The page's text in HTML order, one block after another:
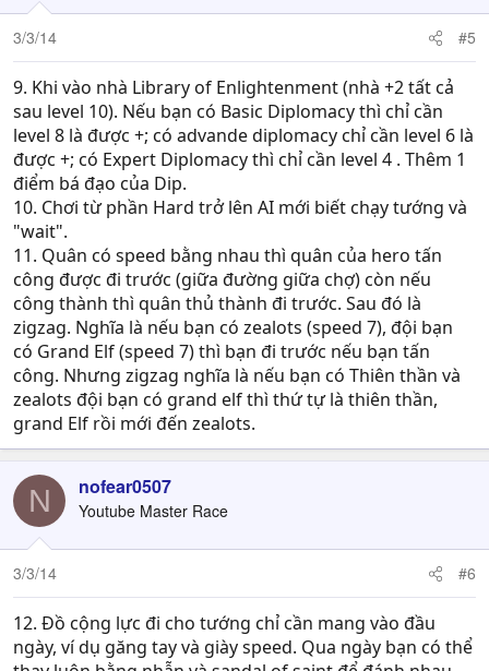
3/3/14 #5
9. Khi vào nhà Library of Enlightenment (nhà +2 tất cả
sau level 10). Nếu bạn có Basic Diplomacy thì chỉ cần
level 8 là được +; có advande diplomacy chỉ cần level 6 là
được +; có Expert Diplomacy thì chỉ cần level 4 . Thêm 1
điểm bá đạo của Dip.
10. Chơi từ phần Hard trở lên AI mới biết chạy tướng và
"wait".
11. Quân có speed bằng nhau thì quân của hero tấn
công được đi trước (giữa đường giữa chợ) còn nếu
công thành thì quân thủ thành đi trước. Sau đó là
zigzag. Nghĩa là nếu bạn có zealots (speed 7), đội bạn
có Grand Elf (speed 7) thì bạn đi trước nếu bạn tấn
công. Nhưng zigzag nghĩa là nếu bạn có Thiên thần và
zealots đội bạn có grand elf thì thứ tự là thiên thần,
grand Elf rồi mới đến zealots.
N nofear0507
Youtube Master Race
3/3/14 #6
12. Đồ cộng lực đi cho tướng chỉ cần mang vào đầu
ngày, ví dụ găng tay và giày speed. Qua ngày bạn có thể